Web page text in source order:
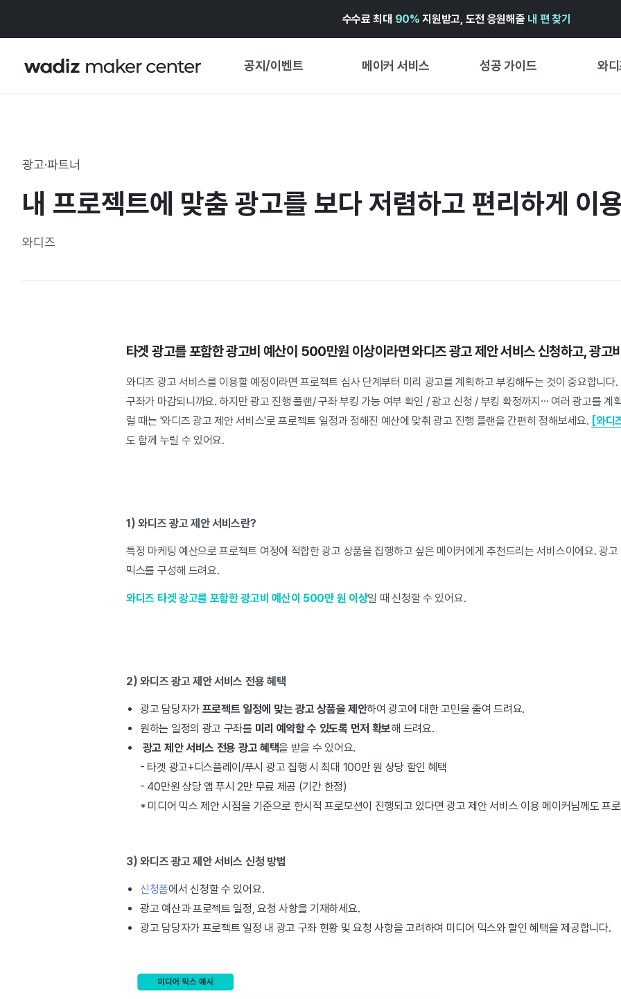
수수료 최대 90% 지원받고, 도전 응원해줄 내 편 찾기
공지/이벤트 메이커 서비스 성공 가이드 와
기획전 캘린더
와디즈 어워즈 ↗︎
성공 스토리
창작형
비즈니스형
광고·파트너
내 프로젝트에 맞춤 광고를 보다 저렴하고 편리하게 이
와디즈
타겟 광고를 포함한 광고비 예산이 500만원 이상이라면 와디즈 광고 제안 서비스 신청하고, 광고
와디즈 광고 서비스를 이용할 예정이라면 프로젝트 심사 단계부터 미리 광고를 계획하고 부킹해두는 것이 중요합니
구좌가 마감되니까요. 하지만 광고 진행 플랜/ 구좌 부킹 가능 여부 확인 / 광고 신청 / 부킹 확정까지… 여러 광고를 계
럴 때는 '와디즈 광고 제안 서비스'로 프로젝트 일정과 정해진 예산에 맞춰 광고 진행 플랜을 간편히 정해보세요. [와디
도 함께 누릴 수 있어요.
1) 와디즈 광고 제안 서비스란?
특정 마케팅 예산으로 프로젝트 여정에 적합한 광고 상품을 집행하고 싶은 메이커에게 추천드리는 서비스이에요. 광
믹스를 구성해 드려요.
와디즈 타겟 광고를 포함한 광고비 예산이 500만 원 이상일 때 신청할 수 있어요.
2) 와디즈 광고 제안 서비스 전용 혜택
광고 담당자가 프로젝트 일정에 맞는 광고 상품을 제안하여 광고에 대한 고민을 줄여 드려요.
원하는 일정의 광고 구좌를 미리 예약할 수 있도록 먼저 확보해 드려요.
광고 제안 서비스 전용 광고 혜택을 받을 수 있어요.
- 타겟 광고+디스플레이/푸시 광고 집행 시 최대 100만 원 상당 할인 혜택
- 40만원 상당 앱 푸시 2만 무료 제공 (기간 한정)
* 미디어 믹스 제안 시점을 기준으로 한시적 프로모션이 진행되고 있다면 광고 제안 서비스 이용 메이커님께도 프
3) 와디즈 광고 제안 서비스 신청 방법
신청폼에서 신청할 수 있어요.
광고 예산과 프로젝트 일정, 요청 사항을 기재하세요.
광고 담당자가 프로젝트 일정 내 광고 구좌 현황 및 요청 사항을 고려하여 미디어 믹스와 할인 혜택을 제공합니다.